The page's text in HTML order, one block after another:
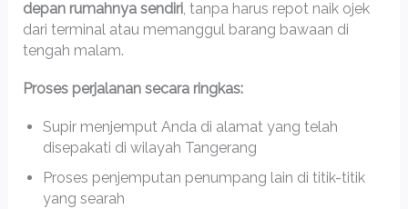
depan rumahnya sendiri, tanpa harus repot naik ojek
dari terminal atau memanggul barang bawaan di
tengah malam.
Proses perjalanan secara ringkas:
Supir menjemput Anda di alamat yang telah
disepakati di wilayah Tangerang
Proses penjemputan penumpang lain di titik-titik
yang searah